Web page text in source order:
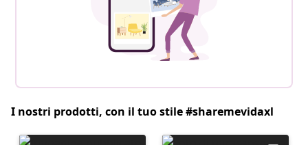
I nostri prodotti, con il tuo stile #sharemevidaxl